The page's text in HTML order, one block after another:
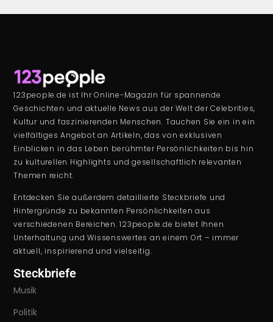
123people.de ist Ihr Online-Magazin für spannende
Geschichten und aktuelle News aus der Welt der Celebrities,
Kultur und faszinierenden Menschen. Tauchen Sie ein in ein
vielfältiges Angebot an Artikeln, das von exklusiven
Einblicken in das Leben berühmter Persönlichkeiten bis hin
zu kulturellen Highlights und gesellschaftlich relevanten
Themen reicht.
Entdecken Sie außerdem detaillierte Steckbriefe und
Hintergründe zu bekannten Persönlichkeiten aus
verschiedenen Bereichen. 123people.de bietet Ihnen
Unterhaltung und Wissenswertes an einem Ort – immer
aktuell, inspirierend und vielseitig.
Steckbriefe
Musik
Politik